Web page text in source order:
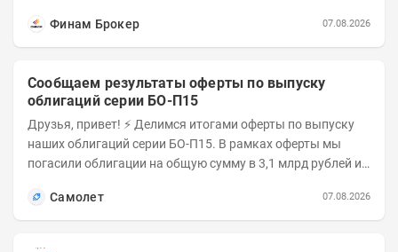
Финам Брокер
07.08.2026
Сообщаем результаты оферты по выпуску
облигаций серии БО-П15
Друзья, привет! ⚡️ Делимся итогами оферты по выпуску
наших облигаций серии БО-П15. В рамках оферты мы
погасили облигации на общую сумму в 3,1 млрд рублей из
Самолет
07.08.2026